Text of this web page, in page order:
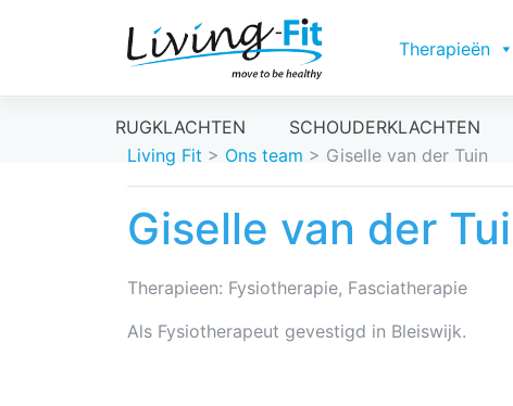
Therapieën
RUGKLACHTEN SCHOUDERKLACHTEN
Living Fit > Ons team > Giselle van der Tuin
Giselle van der
Therapieen: Fysiotherapie, Fasciatherapie
Als Fysiotherapeut gevestigd in Bleiswijk.